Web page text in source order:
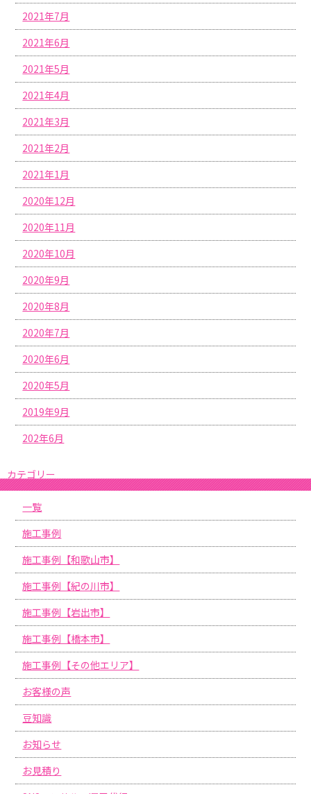
2021年7月
2021年6月
2021年5月
2021年4月
2021年3月
2021年2月
2021年1月
2020年12月
2020年11月
2020年10月
2020年9月
2020年8月
2020年7月
2020年6月
2020年5月
2019年9月
202年6月
カテゴリー
一覧
施工事例
施工事例【和歌山市】
施工事例【紀の川市】
施工事例【岩出市】
施工事例【橋本市】
施工事例【その他エリア】
お客様の声
豆知識
お知らせ
お見積り